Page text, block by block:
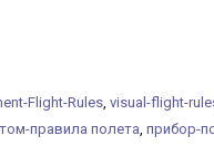
Flight-Rules, visual-flight-
правила полета, прибор-